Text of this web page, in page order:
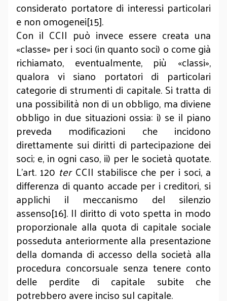
considerato portatore di interessi particolari
e non omogenei[15].
Con il CCII può invece essere creata una
«classe» per i soci (in quanto soci) o come già
richiamato, eventualmente, più «classi»,
qualora vi siano portatori di particolari
categorie di strumenti di capitale. Si tratta di
una possibilità non di un obbligo, ma diviene
obbligo in due situazioni ossia: i) se il piano
preveda modificazioni che incidono
direttamente sui diritti di partecipazione dei
soci; e, in ogni caso, ii) per le società quotate.
L’art. 120 terCCII stabilisce che per i soci, a
differenza di quanto accade per i creditori, si
applichi il meccanismo del silenzio
assenso[16]. Il diritto di voto spetta in modo
proporzionale alla quota di capitale sociale
posseduta anteriormente alla presentazione
della domanda di accesso della società alla
procedura concorsuale senza tenere conto
delle perdite di capitale subite che
potrebbero avere inciso sul capitale.